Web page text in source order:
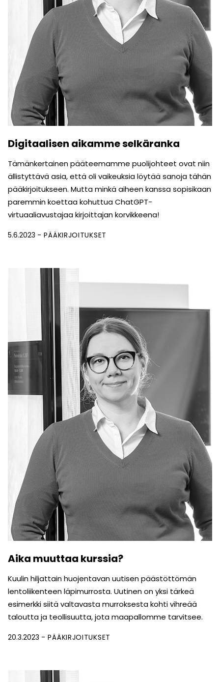
Digitaalisen aikamme selkäranka
Tämänkertainen pääteemamme puolijohteet ovat niin
ällistyttävä asia, että oli vaikeuksia löytää sanoja tähän
pääkirjoitukseen. Mutta minkä aiheen kanssa sopisikaan
paremmin koettaa kohuttua ChatGPT-
virtuaaliavustajaa kirjoittajan korvikkeena!
5.6.2023 PÄÄKIRJOITUKSET
Aika muuttaa kurssia?
Kuulin hiljattain huojentavan uutisen päästöttömän
lentoliikenteen läpimurrosta. Uutinen on yksi tärkeä
esimerkki siitä valtavasta murroksesta kohti vihreää
taloutta ja teollisuutta, jota maapallomme tarvitsee.
20.3.2023 PÄÄKIRJOITUKSET